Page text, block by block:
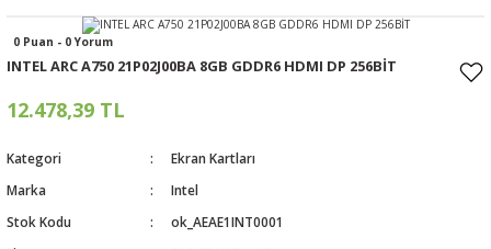
0 Puan - 0 Yorum
INTEL ARC A750 21P02J00BA 8GB GDDR6 HDMI DP 256BİT
12.478,39 TL
Kategori
Ekran Kartları
Marka
Intel
Stok Kodu
ok_AEAE1INT0001